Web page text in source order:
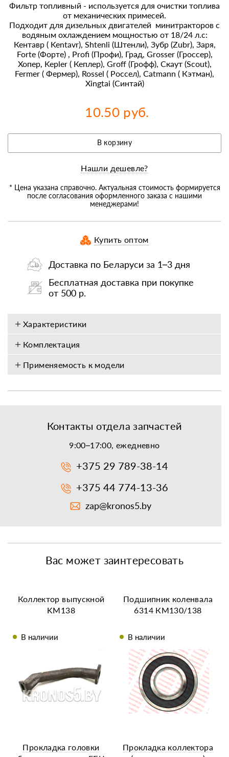
Фильтр топливный - используется для очистки топлива
от механических примесей.
Подходит для дизельных двигателей минитракторов с
водяным охлаждением мощностью от 18/24 л.с:
Кентавр ( Kentavr), Shtenli (Штенли), Зубр (Zubr), Заря,
Forte (Форте) , Profi (Профи), Град, Grosser (Гроссер),
Хопер, Kepler ( Кеплер), Groff (Грофф), Скаут (Scout),
Fermer ( Фермер), Rossel ( Россел), Catmann ( Кэтман),
Xingtai (Синтай)
10.50 руб.
В корзину
Нашли дешевле?
* Цена указана справочно. Актуальная стоимость формируется
после согласования оформленного заказа с нашими
менеджерами!
Купить оптом
Доставка по Беларуси за 1–3 дня
Бесплатная доставка при покупке
от 500 р.
Характеристики
Комплектация
Применяемость к модели
Контакты отдела запчастей
9:00–17:00, ежедневно
+375 29 789-38-14
+375 44 774-13-36
zap@kronos5.by
Вас может заинтересовать
Коллектор выпускной
KM138
В наличии
Подшипник коленвала
6314 КМ130/138
В наличии
Прокладка головки
Прокладка коллектора